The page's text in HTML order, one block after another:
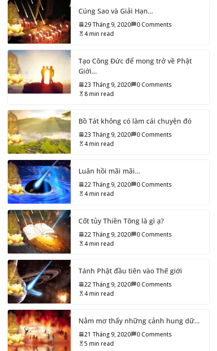
Cúng Sao và Giải Hạn…
29 Tháng 9, 2020
0 Comments
4 min read
Tạo Công Đức để mong trở về Phật
Giới…
23 Tháng 9, 2020
0 Comments
8 min read
Bồ Tát không có làm cái chuyện đó
23 Tháng 9, 2020
0 Comments
4 min read
Luân hồi mãi mãi…
22 Tháng 9, 2020
0 Comments
4 min read
Cốt tủy Thiền Tông là gì ạ?
22 Tháng 9, 2020
0 Comments
4 min read
Tánh Phật đầu tiên vào Thế giới
22 Tháng 9, 2020
0 Comments
4 min read
Nằm mơ thấy những cảnh hung dữ…
21 Tháng 9, 2020
0 Comments
5 min read